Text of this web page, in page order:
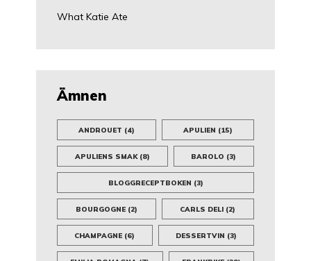
What Katie Ate
Ämnen
ANDROUET (4) APULIEN (15)
APULIENS SMAK(8) BAROLO (3)
BLOGGRECEPTBOKEN (3)
BOURGOGNE(2) CARLS DELI (2)
CHAMPAGNE (6) DESSERTVIN (3)